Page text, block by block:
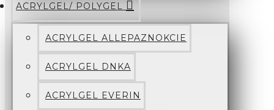
ACRYLGEL/ POLYGEL
ACRYLGEL ALLEPAZNOKCIE
ACRYLGEL DNKA
ACRYLGEL EVERIN